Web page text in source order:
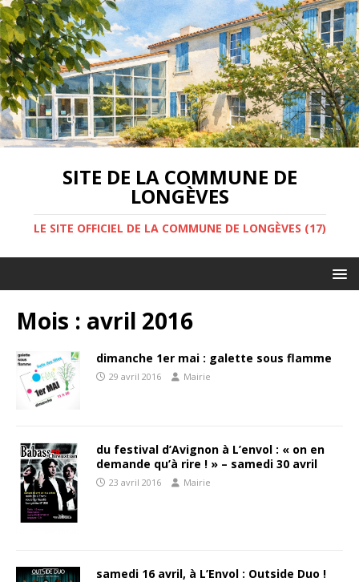
SITE DE LA COMMUNE DE
LONGÈVES
LE SITE OFFICIEL DE LA COMMUNE DE LONGÈVES (17)
Mois : avril 2016
dimanche 1er mai : galette sous flamme
29 avril 2016 Mairie
du festival d’Avignon à L’envol : « on en
demande qu’à rire ! » – samedi 30 avril
23 avril 2016 Mairie
samedi 16 avril, à L’Envol : Outside Duo !